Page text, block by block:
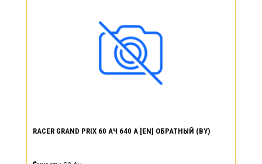
RACER GRAND PRIX 60 АЧ 640 А [EN] ОБРАТНЫЙ (BY)